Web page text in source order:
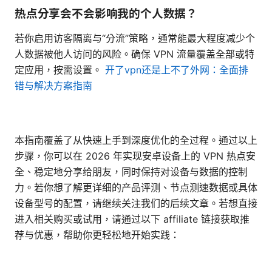
热点分享会不会影响我的个人数据？
若你启用访客隔离与“分流”策略，通常能最大程度减少个
人数据被他人访问的风险。确保 VPN 流量覆盖全部或特
定应用，按需设置。 开了vpn还是上不了外网：全面排
错与解决方案指南
本指南覆盖了从快速上手到深度优化的全过程。通过以上
步骤，你可以在 2026 年实现安卓设备上的 VPN 热点安
全、稳定地分享给朋友，同时保持对设备与数据的控制
力。若你想了解更详细的产品评测、节点测速数据或具体
设备型号的配置，请继续关注我们的后续文章。若想直接
进入相关购买或试用，请通过以下 affiliate 链接获取推
荐与优惠，帮助你更轻松地开始实践：